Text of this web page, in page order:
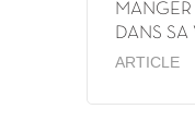
DANS SA
ARTICLE